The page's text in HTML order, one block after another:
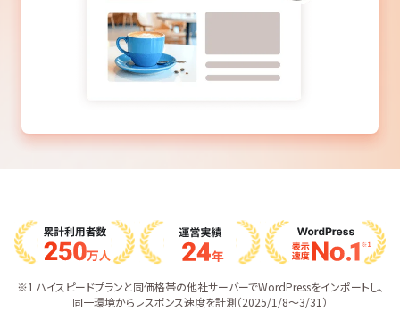
※1 ハイスピードプランと同価格帯の他社サーバーでWordPressをインポートし、
同一環境からレスポンス速度を計測（2025/1/8〜3/31）